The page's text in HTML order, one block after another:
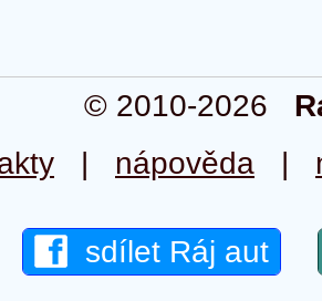
© 2010-2026
| nápověda |
sdílet Ráj aut